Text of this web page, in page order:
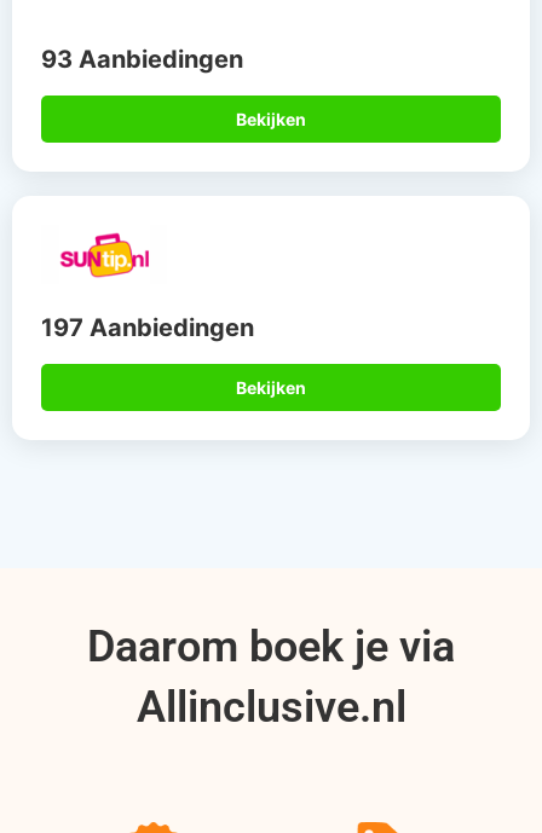
93 Aanbiedingen
Bekijken
197 Aanbiedingen
Bekijken
Daarom boek je via
Allinclusive.nl